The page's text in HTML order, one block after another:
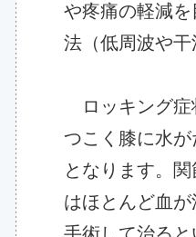
や疼痛の軽減
法（低周波や
ロッキング症
つこく膝に水
となります。
はほとんど血